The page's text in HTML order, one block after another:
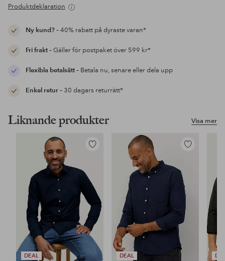
Produktdeklaration
Ny kund?– 40% rabatt på dyraste varan*
Fri frakt– Gäller för postpaket över 599 kr*
Flexibla betalsätt– Betala nu, senare eller dela upp
Enkel retur– 30 dagars returrätt*
Visa mer
Liknande produkter
DEAL
Lägg
favoriter
DEAL
Lägg
favoriter